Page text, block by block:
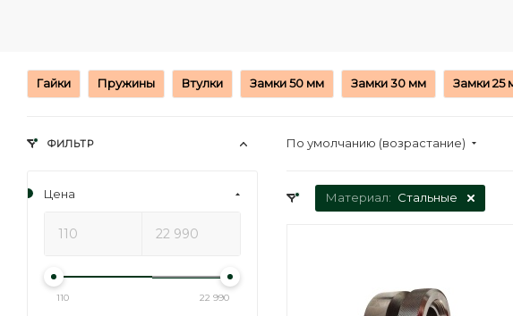
Гайки Пружины Втулки Замки 50 мм Замки 30 мм Замки 25
По умолчанию (возрастание)
Материал: Стальные
ФИЛЬТР
Цена
110 22 990